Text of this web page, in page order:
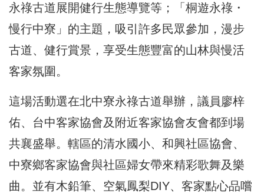
永祿古道展開健行生態導覽等；「桐遊永祿・
慢行中寮」的主題，吸引許多民眾參加，漫步
古道、健行賞景，享受生態豐富的山林與慢活
客家氛圍。
這場活動選在北中寮永祿古道舉辦，議員廖梓
佑、台中客家協會及附近客家協會友會都到場
共襄盛舉。轄區的清水國小、和興社區協會、
中寮鄉客家協會與社區婦女帶來精彩歌舞及樂
曲。並有木鉛筆、空氣鳳梨DIY、客家點心品嚐